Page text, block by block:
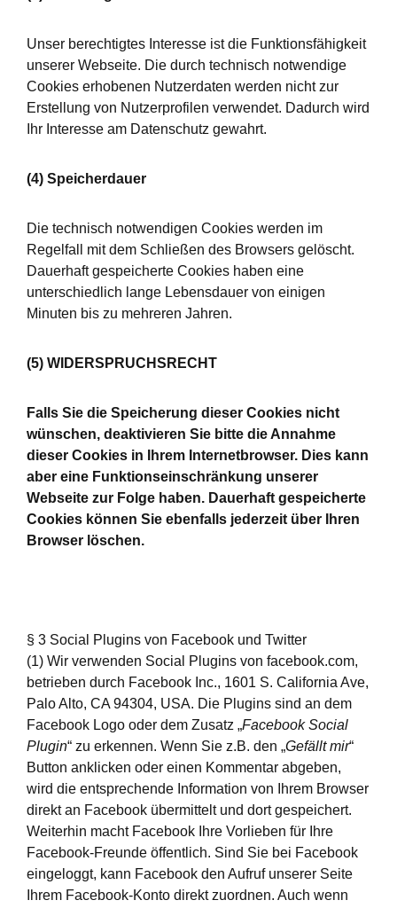
Unser berechtigtes Interesse ist die Funktionsfähigkeit
unserer Webseite. Die durch technisch notwendige
Cookies erhobenen Nutzerdaten werden nicht zur
Erstellung von Nutzerprofilen verwendet. Dadurch wird
Ihr Interesse am Datenschutz gewahrt.
(4) Speicherdauer
Die technisch notwendigen Cookies werden im
Regelfall mit dem Schließen des Browsers gelöscht.
Dauerhaft gespeicherte Cookies haben eine
unterschiedlich lange Lebensdauer von einigen
Minuten bis zu mehreren Jahren.
(5) WIDERSPRUCHSRECHT
Falls Sie die Speicherung dieser Cookies nicht
wünschen, deaktivieren Sie bitte die Annahme
dieser Cookies in Ihrem Internetbrowser. Dies kann
aber eine Funktionseinschränkung unserer
Webseite zur Folge haben. Dauerhaft gespeicherte
Cookies können Sie ebenfalls jederzeit über Ihren
Browser löschen.
§ 3 Social Plugins von Facebook und Twitter
(1) Wir verwenden Social Plugins von facebook.com,
betrieben durch Facebook Inc., 1601 S. California Ave,
Palo Alto, CA 94304, USA. Die Plugins sind an dem
Facebook Logo oder dem Zusatz „Facebook Social
Plugin“ zu erkennen. Wenn Sie z.B. den „Gefällt mir“
Button anklicken oder einen Kommentar abgeben,
wird die entsprechende Information von Ihrem Browser
direkt an Facebook übermittelt und dort gespeichert.
Weiterhin macht Facebook Ihre Vorlieben für Ihre
Facebook-Freunde öffentlich. Sind Sie bei Facebook
eingeloggt, kann Facebook den Aufruf unserer Seite
Ihrem Facebook-Konto direkt zuordnen. Auch wenn